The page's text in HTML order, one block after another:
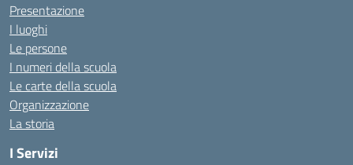
Presentazione
I luoghi
Le persone
I numeri della scuola
Le carte della scuola
Organizzazione
La storia
I Servizi